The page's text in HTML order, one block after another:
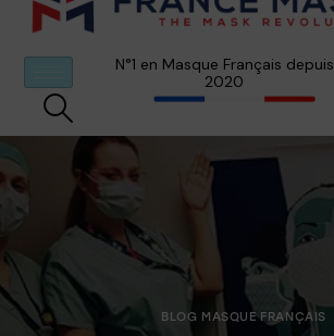
N°1 en Masque Français depuis
2020
BLOG MASQUE FRANÇAIS